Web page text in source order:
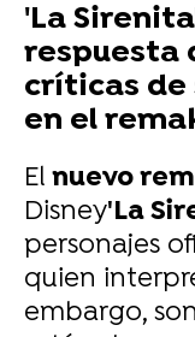
'La
respuesta
críticas de
en el
El nuevo
Disney'La
personajes
quien
embargo,